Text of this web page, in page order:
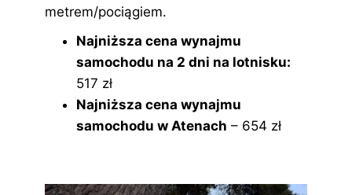
metrem/pociągiem.
Najniższa cena wynajmu
samochodu na 2 dni na lotnisku:
517 zł
Najniższa cena wynajmu
samochodu w Atenach – 654 zł